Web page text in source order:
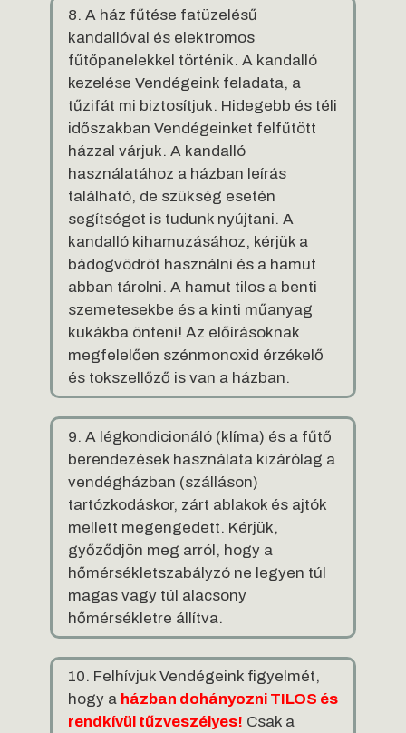
8. A ház fűtése fatüzelésű
kandallóval és elektromos
fűtőpanelekkel történik. A kandalló
kezelése Vendégeink feladata, a
tűzifát mi biztosítjuk. Hidegebb és téli
időszakban Vendégeinket felfűtött
házzal várjuk. A kandalló
használatához a házban leírás
található, de szükség esetén
segítséget is tudunk nyújtani. A
kandalló kihamuzásához, kérjük a
bádogvödröt használni és a hamut
abban tárolni. A hamut tilos a benti
szemetesekbe és a kinti műanyag
kukákba önteni! Az előírásoknak
megfelelően szénmonoxid érzékelő
és tokszellőző is van a házban.
9. A légkondicionáló (klíma) és a fűtő
berendezések használata kizárólag a
vendégházban (szálláson)
tartózkodáskor, zárt ablakok és ajtók
mellett megengedett. Kérjük,
győződjön meg arról, hogy a
hőmérsékletszabályzó ne legyen túl
magas vagy túl alacsony
hőmérsékletre állítva.
10. Felhívjuk Vendégeink figyelmét,
hogy a házban dohányozni TILOS és
rendkívül tűzveszélyes! Csak a